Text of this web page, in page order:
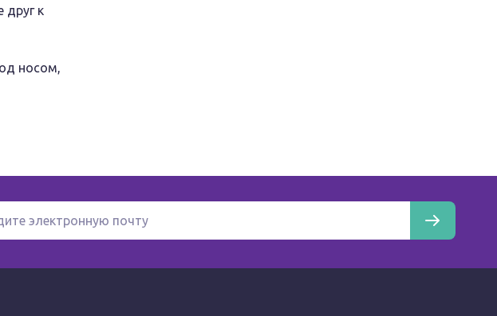
друг к
носом,